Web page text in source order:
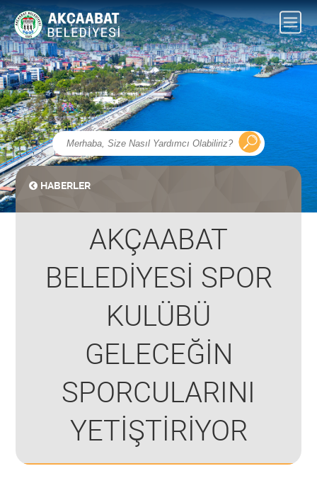
HABERLER
AKÇAABAT
BELEDİYESİ SPOR
KULÜBÜ
GELECEĞİN
SPORCULARINI
YETİŞTİRİYOR